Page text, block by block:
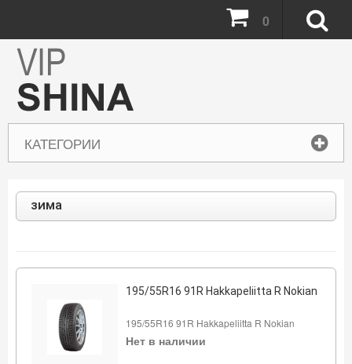
КАТЕГОРИИ
0
зима
195/55R16 91R Hakkapeliitta R Nokian
195/55R16 91R Hakkapeliitta R Nokian
Нет в наличии